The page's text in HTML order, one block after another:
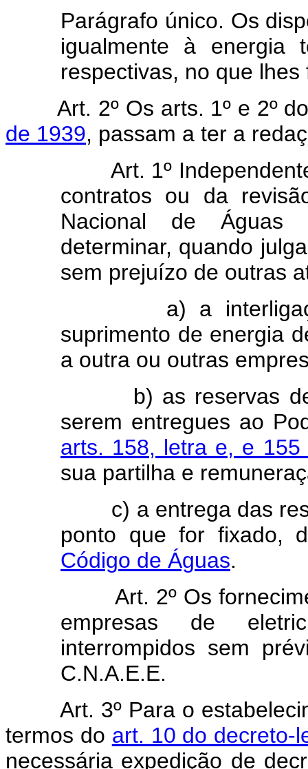
Parágrafo único. Os
igualmente à energia
respectivas, no que
Art. 2º Os arts. 1º e 2º
de 1939, passam a ter a
Art. 1º
contratos ou da
Nacional de Águas
determinar, quando
sem prejuízo de outras
a) a interligação
suprimento de energia
a outra ou outras
b) as reservas de
serem entregues ao
arts. 158, letra e, e
sua partilha e
c) a entrega das
ponto que for fixado,
Código de Águas.
Art. 2º Os
empresas de
interrompidos sem
C.N.A.E.E.
Art. 3º Para o
termos do art. 10 do decreto-
necessária expedição de